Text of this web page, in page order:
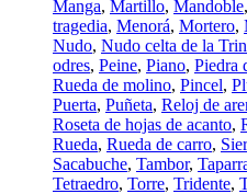
Manga, Martillo, Mandoble,
tragedia, Menorá, Mortero,
Nudo, Nudo celta de la
odres, Peine, Piano, Piedra
Rueda de molino, Pincel,
Puerta, Puñeta, Reloj de
Roseta de hojas de acanto,
Rueda, Rueda de carro,
Sacabuche, Tambor,
Tetraedro, Torre, Tridente,